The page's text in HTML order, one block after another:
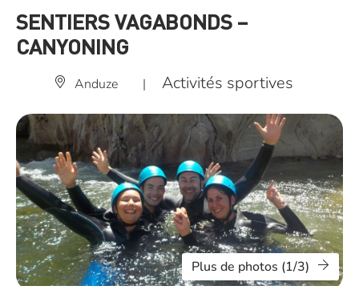
SENTIERS VAGABONDS –
CANYONING
Anduze | Activités sportives
Plus de photos (1/3)